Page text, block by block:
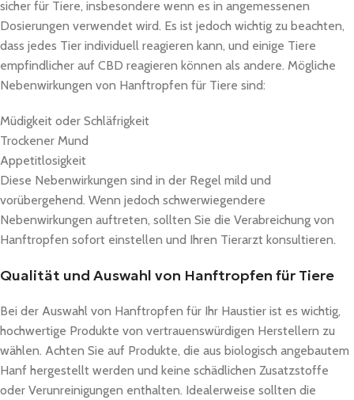
sicher für Tiere, insbesondere wenn es in angemessenen
Dosierungen verwendet wird. Es ist jedoch wichtig zu beachten,
dass jedes Tier individuell reagieren kann, und einige Tiere
empfindlicher auf CBD reagieren können als andere. Mögliche
Nebenwirkungen von Hanftropfen für Tiere sind:
Müdigkeit oder Schläfrigkeit
Trockener Mund
Appetitlosigkeit
Diese Nebenwirkungen sind in der Regel mild und
vorübergehend. Wenn jedoch schwerwiegendere
Nebenwirkungen auftreten, sollten Sie die Verabreichung von
Hanftropfen sofort einstellen und Ihren Tierarzt konsultieren.
Qualität und Auswahl von Hanftropfen für Tiere
Bei der Auswahl von Hanftropfen für Ihr Haustier ist es wichtig,
hochwertige Produkte von vertrauenswürdigen Herstellern zu
wählen. Achten Sie auf Produkte, die aus biologisch angebautem
Hanf hergestellt werden und keine schädlichen Zusatzstoffe
oder Verunreinigungen enthalten. Idealerweise sollten die